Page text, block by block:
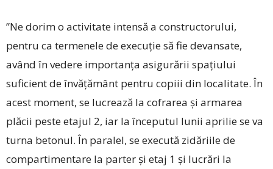
”Ne dorim o activitate intensă a constructorului,
pentru ca termenele de execuție să fie devansate,
având în vedere importanța asigurării spațiului
suficient de învățământ pentru ­copiii din localitate. În
acest moment, se lucrează la cofrarea și armarea
plăcii peste etajul 2, iar la începutul lunii aprilie se va
turna betonul. În paralel, se execută zidăriile de
compartimentare la parter și etaj 1 și lucrări la